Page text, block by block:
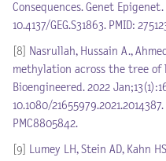
Consequences. Genet
10.4137/GEG.S31863. PMID:
[8]
Nasrullah, Hussain A.,
methylation across the tree of
Bioengineered. 2022
10.1080/
PMC8805842.
[9]
Lumey LH, Stein AD, Kahn